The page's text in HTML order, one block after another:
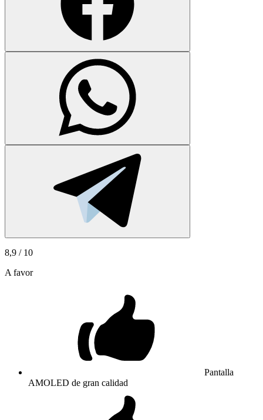
8,9 / 10
A favor
Pantalla
AMOLED de gran calidad